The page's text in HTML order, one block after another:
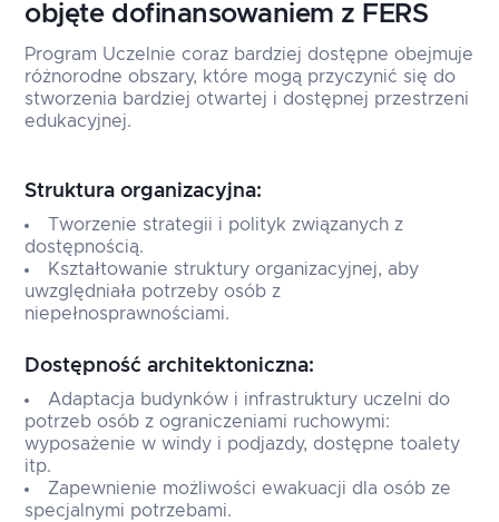
objęte dofinansowaniem z FERS
Program Uczelnie coraz bardziej dostępne obejmuje
różnorodne obszary, które mogą przyczynić się do
stworzenia bardziej otwartej i dostępnej przestrzeni
edukacyjnej.
Struktura organizacyjna:
Tworzenie strategii i polityk związanych z
dostępnością.
Kształtowanie struktury organizacyjnej, aby
uwzględniała potrzeby osób z
niepełnosprawnościami.
Dostępność architektoniczna:
Adaptacja budynków i infrastruktury uczelni do
potrzeb osób z ograniczeniami ruchowymi:
wyposażenie w windy i podjazdy, dostępne toalety
itp.
Zapewnienie możliwości ewakuacji dla osób ze
specjalnymi potrzebami.